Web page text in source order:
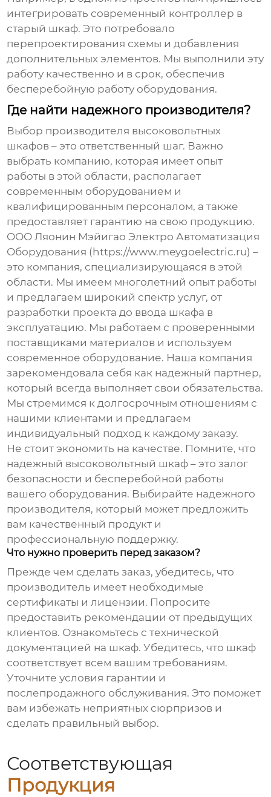
интегрировать современный контроллер в
старый шкаф. Это потребовало
перепроектирования схемы и добавления
дополнительных элементов. Мы выполнили эту
работу качественно и в срок, обеспечив
бесперебойную работу оборудования.
Где найти надежного производителя?
Выбор производителя высоковольтных
шкафов – это ответственный шаг. Важно
выбрать компанию, которая имеет опыт
работы в этой области, располагает
современным оборудованием и
квалифицированным персоналом, а также
предоставляет гарантию на свою продукцию.
ООО Ляонин Мэйигао Электро Автоматизация
Оборудования (https://www.meygoelectric.ru) –
это компания, специализирующаяся в этой
области. Мы имеем многолетний опыт работы
и предлагаем широкий спектр услуг, от
разработки проекта до ввода шкафа в
эксплуатацию. Мы работаем с проверенными
поставщиками материалов и используем
современное оборудование. Наша компания
зарекомендовала себя как надежный партнер,
который всегда выполняет свои обязательства.
Мы стремимся к долгосрочным отношениям с
нашими клиентами и предлагаем
индивидуальный подход к каждому заказу.
Не стоит экономить на качестве. Помните, что
надежный высоковольтный шкаф – это залог
безопасности и бесперебойной работы
вашего оборудования. Выбирайте надежного
производителя, который может предложить
вам качественный продукт и
профессиональную поддержку.
Что нужно проверить перед заказом?
Прежде чем сделать заказ, убедитесь, что
производитель имеет необходимые
сертификаты и лицензии. Попросите
предоставить рекомендации от предыдущих
клиентов. Ознакомьтесь с технической
документацией на шкаф. Убедитесь, что шкаф
соответствует всем вашим требованиям.
Уточните условия гарантии и
послепродажного обслуживания. Это поможет
вам избежать неприятных сюрпризов и
сделать правильный выбор.
Соответствующая
Продукция